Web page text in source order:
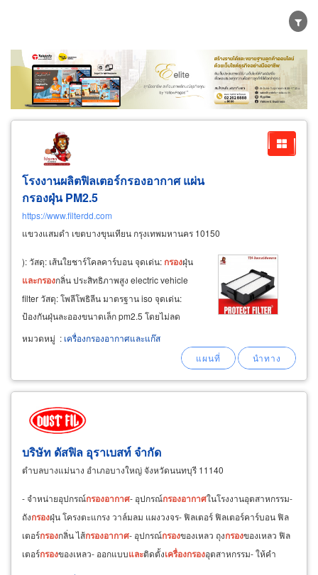
ขายส่ง ขายปลีก ผู้ผลิต
ตัวแทนจัดจำหน่าย
ผู้ส่งออก/นำเข้า
ธุรกิจบริการ
โรงงานผลิตฟิลเตอร์กรองอากาศ แผ่น
กรองฝุ่น PM2.5
https://www.filterdd.com
แขวงแสมดำ เขตบางขุนเทียน กรุงเทพมหานคร 10150
): วัสดุ: เส้นใยชาร์โคลคาร์บอน จุดเด่น: กรองฝุ่น
และกรองกลิ่น ประสิทธิภาพสูง electric vehicle
filter วัสดุ: โพลีโพธิลีน มาตรฐาน iso จุดเด่น:
ป้องกันฝุ่นละอองขนาดเล็ก pm2.5 โดยไม่ลด
ประสิทธิภาพการกรองจากแผ่นเดิมที่ติดตั้งมาจาก
โรงงาน สนใจเป็นตัวแทนจำหน่าย ติดต่อเราเลย
หมวดหมู่ : เครื่องกรองอากาศและแก๊ส
บริษัท ดัสฟิล อุราเบสท์ จำกัด
ตำบลบางแม่นาง อำเภอบางใหญ่ จังหวัดนนทบุรี 11140
- จำหน่ายอุปกรณ์กรองอากาศ- อุปกรณ์กรองอากาศในโรงงานอุตสาหกรรม-
ถังกรองฝุ่น โครงตะแกรง วาล์มลม แผงวงจร- ฟิลเตอร์ ฟิลเตอร์คาร์บอน ฟิล
เตอร์กรองกลิ่น ไส้กรองอากาศ- อุปกรณ์กรองของเหลว ถุงกรองของเหลว ฟิล
เตอร์กรองของเหลว- ออกแบบและติดตั้งเครื่องกรองอุตสาหกรรม- ให้คำ
ออกแบบอุปกรณ์